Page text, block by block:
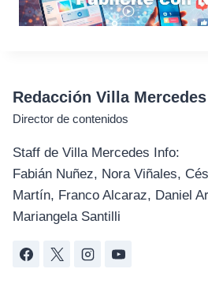
Redacción Villa
Director de contenidos
Staff de Villa Mercedes Info:
Fabián Nuñez, Nora Viñales,
Martín, Franco Alcaraz, Daniel
Mariangela Santilli